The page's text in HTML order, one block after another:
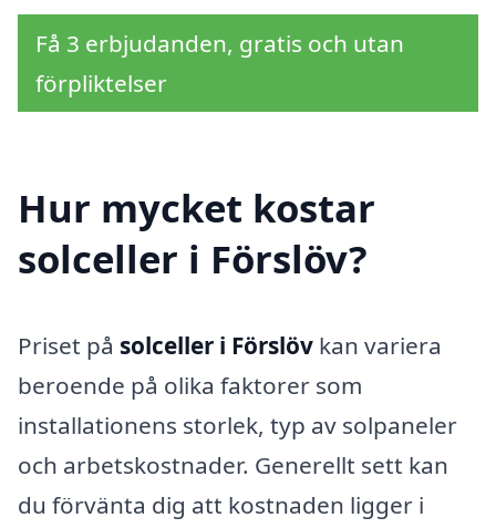
Få 3 erbjudanden, gratis och utan
förpliktelser
Hur mycket kostar
solceller i Förslöv?
Priset på solceller i Förslöv kan variera
beroende på olika faktorer som
installationens storlek, typ av solpaneler
och arbetskostnader. Generellt sett kan
du förvänta dig att kostnaden ligger i